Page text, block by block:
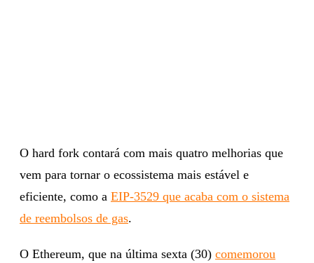
O hard fork contará com mais quatro melhorias que
vem para tornar o ecossistema mais estável e
eficiente, como a EIP-3529 que acaba com o sistema
de reembolsos de gas.
O Ethereum, que na última sexta (30) comemorou